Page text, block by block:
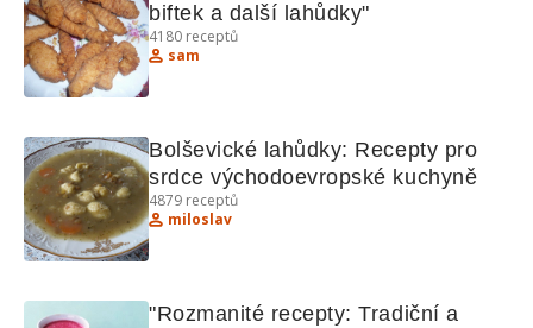
biftek a další lahůdky"
4180 receptů
sam
Bolševické lahůdky: Recepty pro
srdce východoevropské kuchyně
4879 receptů
miloslav
"Rozmanité recepty: Tradiční a